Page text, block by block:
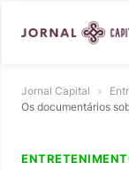
Jornal Capital »
Os documentários